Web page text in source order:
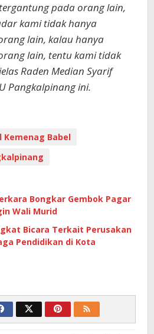
pada orang lain,
kami tidak hanya
lain, kalau hanya
lain, tentu kami tidak
Raden Median Syarif
Pangkalpinang ini.
Kemenag Babel
Bongkar Gembok Pagar
Wali Murid
Bicara Terkait Perusakan
Pendidikan di Kota